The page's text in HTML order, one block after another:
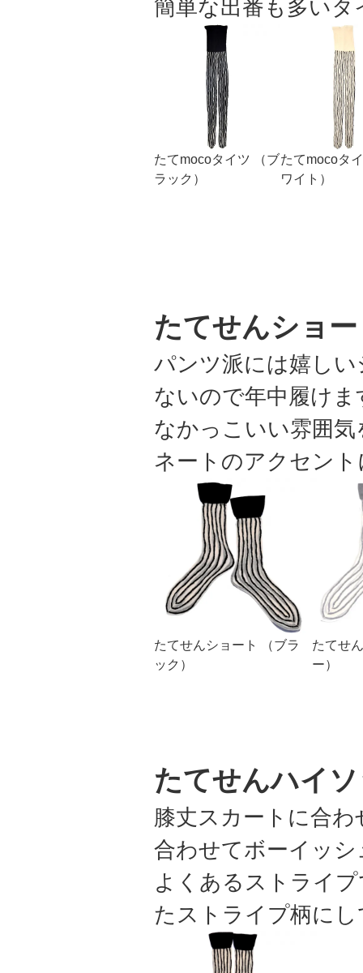
簡単な出番も多いタ
たてmocoタイツ （ブ
ラック）
たてmocoタ
ワイト）
たてせんショ
パンツ派には嬉し
ないので年中履け
なかっこいい雰囲
ネートのアクセント
たてせんショート （ブラ
ック）
たてせ
ー）
たてせんハイ
膝丈スカートに合
合わせてボーイッ
よくあるストライプ
たストライプ柄に